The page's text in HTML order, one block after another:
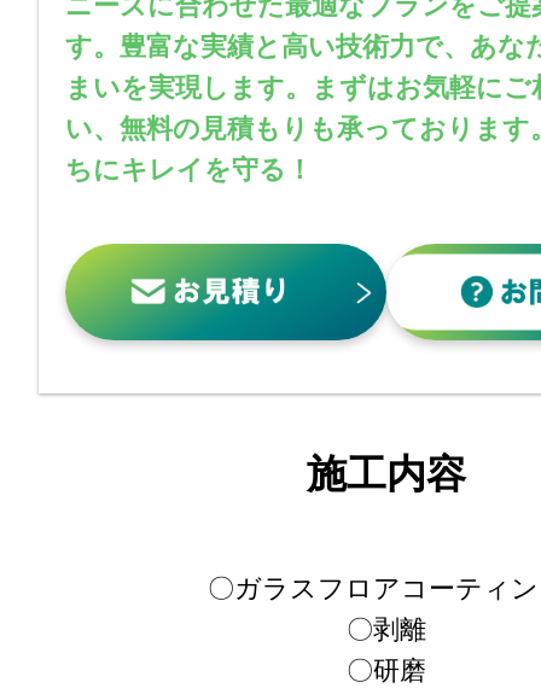
す。豊富な実績と高い技術力で、あな
まいを実現します。まずはお気軽にご
い、無料の見積もりも承っております
ちにキレイを守る！
施工内容
〇ガラスフロアコーティ
〇剥離
〇研磨